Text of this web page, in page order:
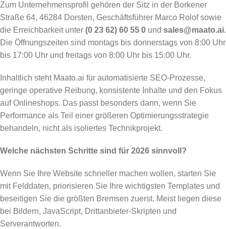
Zum Unternehmensprofil gehören der Sitz in der Borkener
Straße 64, 46284 Dorsten, Geschäftsführer Marco Rolof sowie
die Erreichbarkeit unter (0 23 62) 60 55 0 und sales@maato.ai.
Die Öffnungszeiten sind montags bis donnerstags von 8:00 Uhr
bis 17:00 Uhr und freitags von 8:00 Uhr bis 15:00 Uhr.
Inhaltlich steht Maato.ai für automatisierte SEO-Prozesse,
geringe operative Reibung, konsistente Inhalte und den Fokus
auf Onlineshops. Das passt besonders dann, wenn Sie
Performance als Teil einer größeren Optimierungsstrategie
behandeln, nicht als isoliertes Technikprojekt.
Welche nächsten Schritte sind für 2026 sinnvoll?
Wenn Sie Ihre Website schneller machen wollen, starten Sie
mit Felddaten, priorisieren Sie Ihre wichtigsten Templates und
beseitigen Sie die größten Bremsen zuerst. Meist liegen diese
bei Bildern, JavaScript, Drittanbieter-Skripten und
Serverantworten.